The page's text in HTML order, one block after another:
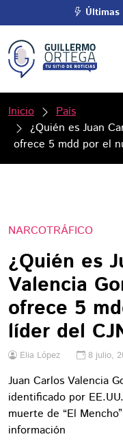
Inicio
País
¿Quién es Juan
ofrece 5 mdd por el
NARCOTRÁFICO
¿Quién es
Valencia
ofrece 5
líder del
Elia López 8 julio,
Juan Carlos Valencia
identificado por
muerte de “El
información